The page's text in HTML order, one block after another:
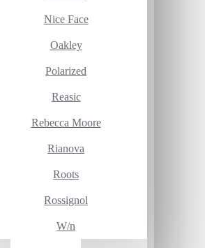
Nice Face
Oakley
Polarized
Reasic
Rebecca Moore
Rianova
Roots
Rossignol
W/n